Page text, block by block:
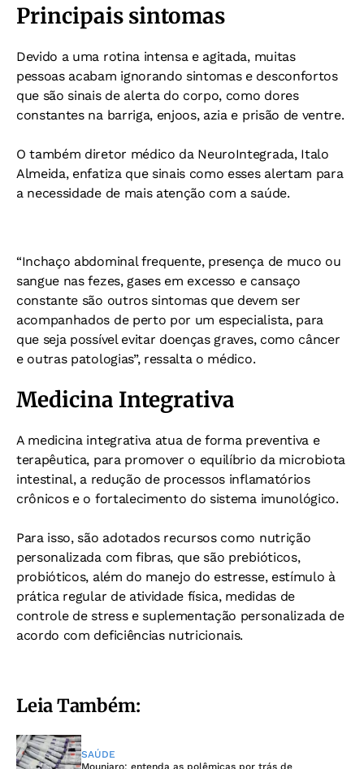
Principais sintomas
Devido a uma rotina intensa e agitada, muitas
pessoas acabam ignorando sintomas e desconfortos
que são sinais de alerta do corpo, como dores
constantes na barriga, enjoos, azia e prisão de ventre.
O também diretor médico da NeuroIntegrada, Italo
Almeida, enfatiza que sinais como esses alertam para
a necessidade de mais atenção com a saúde.
“Inchaço abdominal frequente, presença de muco ou
sangue nas fezes, gases em excesso e cansaço
constante são outros sintomas que devem ser
acompanhados de perto por um especialista, para
que seja possível evitar doenças graves, como câncer
e outras patologias”, ressalta o médico.
Medicina Integrativa
A medicina integrativa atua de forma preventiva e
terapêutica, para promover o equilíbrio da microbiota
intestinal, a redução de processos inflamatórios
crônicos e o fortalecimento do sistema imunológico.
Para isso, são adotados recursos como nutrição
personalizada com fibras, que são prebióticos,
probióticos, além do manejo do estresse, estímulo à
prática regular de atividade física, medidas de
controle de stress e suplementação personalizada de
acordo com deficiências nutricionais.
Leia Também:
SAÚDE
Mounjaro: entenda as polêmicas por trás de